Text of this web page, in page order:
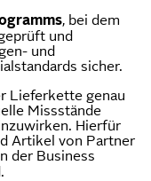
, bei dem
und
und
sicher.
Lieferkette genau
Missstände
Hierfür
Artikel von Partner
der Business